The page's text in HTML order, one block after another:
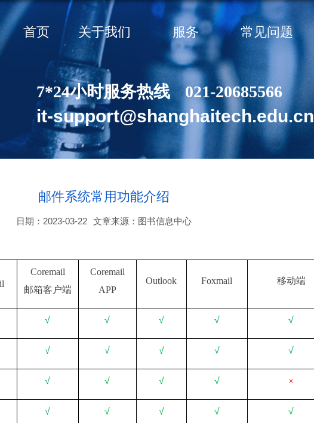
首页 关于我们 服务 常见问题
7*24小时服务热线 021-20685566
it-support@shanghaitech.edu.cn
邮件系统常用功能介绍
日期：2023-03-22 文章来源：图书信息中心
Coremail
邮箱客户端
Coremail
APP
Outlook Foxmail 移动端
√ √ √ √ √
√ √ √ √ √
√ √ √ √ ×
√ √ √ √ √